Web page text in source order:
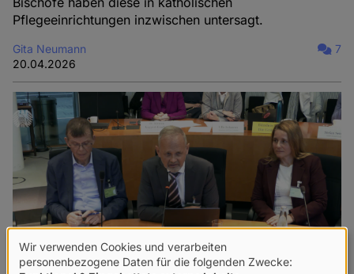
Pflegeeinrichtungen inzwischen untersagt.
Gita Neumann
20.04.2026
7
Verwendung
Wir verwenden Cookies und verarbeiten
personenbezogene Daten für die folgenden Zwecke: